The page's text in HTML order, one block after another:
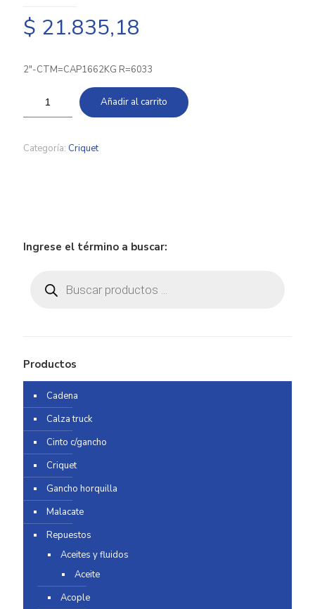
$ 21.835,18
2″-CTM=CAP1662KG R=6033
Añadir al carrito
Categoría: Criquet
Ingrese el término a buscar:
productos
Productos
Cadena
Calza truck
Cinto c/gancho
Criquet
Gancho horquilla
Malacate
Repuestos
Aceites y fluidos
Aceite
Acople